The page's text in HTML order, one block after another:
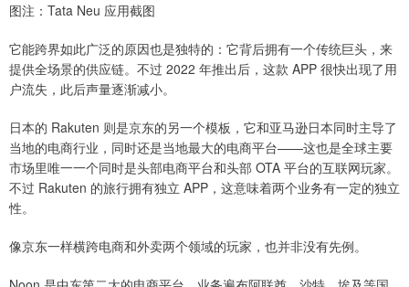
图注：Tata Neu 应用截图
它能跨界如此广泛的原因也是独特的：它背后拥有一个传统巨头，来
提供全场景的供应链。不过 2022 年推出后，这款 APP 很快出现了用
户流失，此后声量逐渐减小。
日本的 Rakuten 则是京东的另一个模板，它和亚马逊日本同时主导了
当地的电商行业，同时还是当地最大的电商平台——这也是全球主要
市场里唯一一个同时是头部电商平台和头部 OTA 平台的互联网玩家。
不过 Rakuten 的旅行拥有独立 APP，这意味着两个业务有一定的独立
性。
像京东一样横跨电商和外卖两个领域的玩家，也并非没有先例。